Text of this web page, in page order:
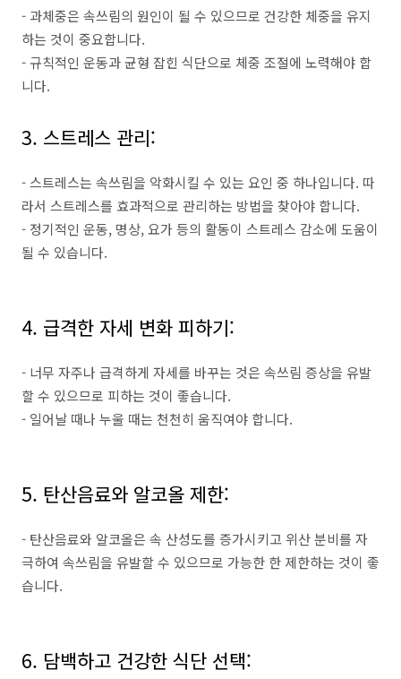
- 과체중은 속쓰림의 원인이 될 수 있으므로 건강한 체중을 유지
하는 것이 중요합니다.
- 규칙적인 운동과 균형 잡힌 식단으로 체중 조절에 노력해야 합
니다.
3. 스트레스 관리:
- 스트레스는 속쓰림을 악화시킬 수 있는 요인 중 하나입니다. 따
라서 스트레스를 효과적으로 관리하는 방법을 찾아야 합니다.
- 정기적인 운동, 명상, 요가 등의 활동이 스트레스 감소에 도움이
될 수 있습니다.
4. 급격한 자세 변화 피하기:
- 너무 자주나 급격하게 자세를 바꾸는 것은 속쓰림 증상을 유발
할 수 있으므로 피하는 것이 좋습니다.
- 일어날 때나 누울 때는 천천히 움직여야 합니다.
5. 탄산음료와 알코올 제한:
- 탄산음료와 알코올은 속 산성도를 증가시키고 위산 분비를 자
극하여 속쓰림을 유발할 수 있으므로 가능한 한 제한하는 것이 좋
습니다.
6. 담백하고 건강한 식단 선택: